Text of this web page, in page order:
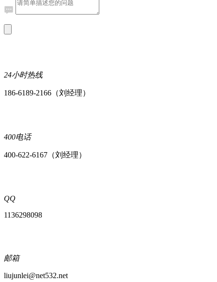
24小时热线
186-6189-2166（刘经理）
400电话
400-622-6167（刘经理）
QQ
1136298098
邮箱
liujunlei@net532.net